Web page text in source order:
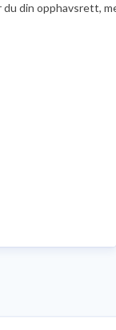
din opphavsrett,